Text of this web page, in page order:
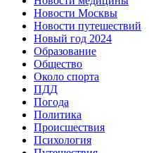
Новости Москвы
Новости путешествий
Новый год 2024
Образование
Общество
Около спорта
ПДД
Погода
Политика
Происшествия
Психология